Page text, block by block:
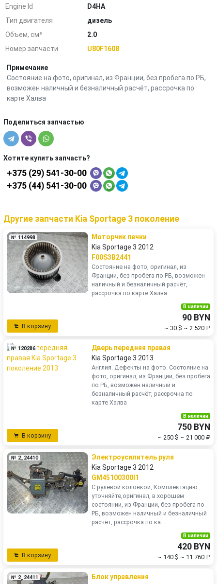
Engine Id
D4HA
Тип двигателя
дизель
Объем, см³
2.0
Номер запчасти
U80F1608
Примечание
Состояние на фото, оригинал, из Франции, без пробега по РБ,
возможен наличный и безналичный расчёт, рассрочка по
карте Халва
Поделиться запчастью
Хотите купить запчасть?
+375 (29) 541-30-00
+375 (44) 541-30-00
Другие запчасти Kia Sportage 3 поколение
№ 114998
Моторчик печки
Kia Sportage 3 2012
F00S3B2441
Состояние на фото, оригинал, из
Франции, без пробега по РБ, возможен
наличный и безналичный расчёт,
рассрочка по карте Халва
В корзину
В наличии
90 BYN
~ 30 $ ~ 2 520 ₽
№ 120286
Дверь передняя правая
Kia Sportage 3 2013
Англия. Дефекты на фото. Состояние на
фото, оригинал, из Франции, без пробега
по РБ, возможен наличный и
безналичный расчёт, рассрочка по
карте Халва
В корзину
В наличии
750 BYN
~ 250 $ ~ 21 000 ₽
№ 2_24410
Электроусилитель руля
Kia Sportage 3 2012
GM45100300I1
С рулевой колонкой, Комплектацию
уточняйте,оригинал, в хорошем
состоянии, из Франции, без пробега по
РБ, возможен наличный и безналичный
расчёт, рассрочка по ка...
В корзину
В наличии
420 BYN
~ 140 $ ~ 11 760 ₽
№ 2_24411
Блок управления